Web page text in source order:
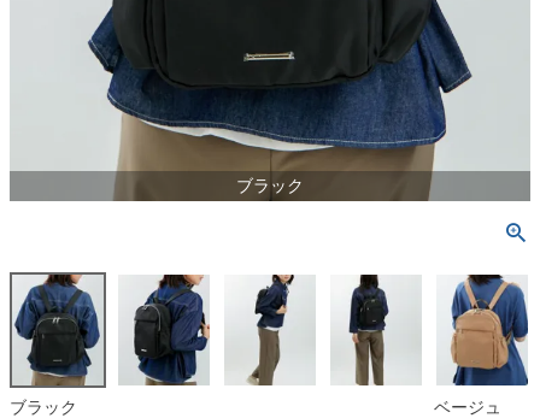
ブラック
ブラック ベージュ